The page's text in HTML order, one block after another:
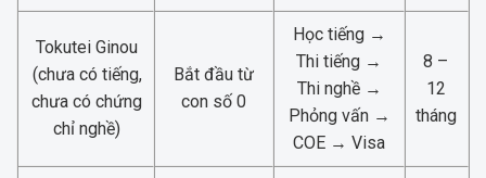
Tokutei Ginou
(chưa có tiếng,
chưa có chứng
chỉ nghề)
Bắt đầu từ
con số 0
Học tiếng →
Thi tiếng →
Thi nghề →
Phỏng vấn →
COE → Visa
8 –
12
tháng